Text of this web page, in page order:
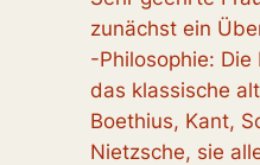
zunächst ein
-Philosophie: Die
das klassische
Boethius, Kant,
Nietzsche, sie